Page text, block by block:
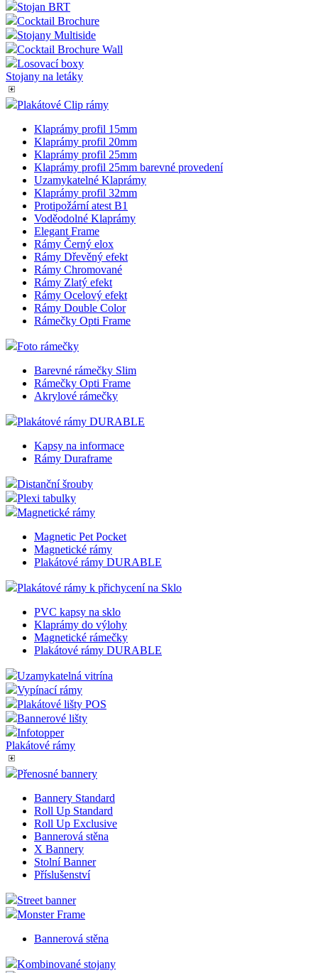
Stojan BRT
Cocktail Brochure
Stojany Multiside
Cocktail Brochure Wall
Losovací boxy
Stojany na letáky
Plakátové Clip rámy
Klaprámy profil 15mm
Klaprámy profil 20mm
Klaprámy profil 25mm
Klaprámy profil 25mm barevné provedení
Uzamykatelné Klaprámy
Klaprámy profil 32mm
Protipožární atest B1
Voděodolné Klaprámy
Elegant Frame
Rámy Černý elox
Rámy Dřevěný efekt
Rámy Chromované
Rámy Zlatý efekt
Rámy Ocelový efekt
Rámy Double Color
Rámečky Opti Frame
Foto rámečky
Barevné rámečky Slim
Rámečky Opti Frame
Akrylové rámečky
Plakátové rámy DURABLE
Kapsy na informace
Rámy Duraframe
Distanční šrouby
Plexi tabulky
Magnetické rámy
Magnetic Pet Pocket
Magnetické rámy
Plakátové rámy DURABLE
Plakátové rámy k přichycení na Sklo
PVC kapsy na sklo
Klaprámy do výlohy
Magnetické rámečky
Plakátové rámy DURABLE
Uzamykatelná vitrína
Vypínací rámy
Plakátové lišty POS
Bannerové lišty
Infotopper
Plakátové rámy
Přenosné bannery
Bannery Standard
Roll Up Standard
Roll Up Exclusive
Bannerová stěna
X Bannery
Stolní Banner
Příslušenství
Street banner
Monster Frame
Bannerová stěna
Kombinované stojany